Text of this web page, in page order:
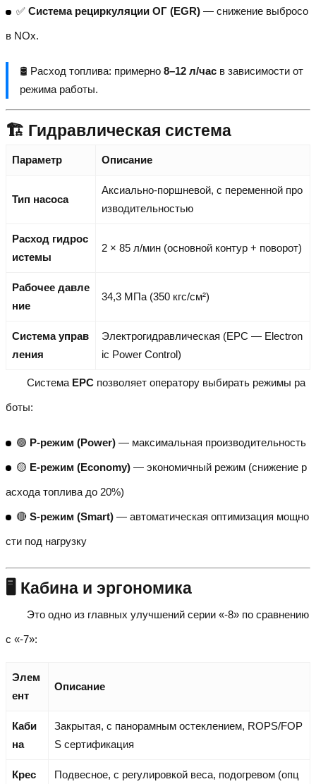
✅ Система рециркуляции ОГ (EGR) — снижение выбросо
в NOx.
🛢️ Расход топлива: примерно 8–12 л/час в зависимости от
режима работы.
🏗️ Гидравлическая система
Параметр Описание
Тип насоса
Аксиально-поршневой, с переменной про
изводительностью
Расход гидрос
истемы
2 × 85 л/мин (основной контур + поворот)
Рабочее давле
ние
34,3 МПа (350 кгс/см²)
Система управ
ления
Электрогидравлическая (EPC — Electron
ic Power Control)
Система EPC позволяет оператору выбирать режимы ра
боты:
🟢 P-режим (Power) — максимальная производительность
🟡 E-режим (Economy) — экономичный режим (снижение р
асхода топлива до 20%)
🔴 S-режим (Smart) — автоматическая оптимизация мощно
сти под нагрузку
🖥️ Кабина и эргономика
Это одно из главных улучшений серии «-8» по сравнению
с «-7»:
Элем
ент
Описание
Каби
на
Закрытая, с панорамным остеклением, ROPS/FOP
S сертификация
Крес
Подвесное, с регулировкой веса, подогревом (опц